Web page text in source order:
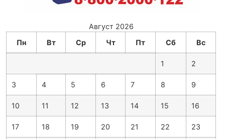
Август 2026
Пн
Вт Ср Чт Пт Сб Вс
1 2
3 4 5 6 7 8 9
10 11 12 13 14 15 16
17 18 19 20 21 22 23